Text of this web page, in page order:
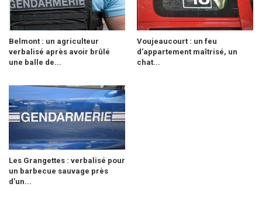
Belmont : un agriculteur
verbalisé après avoir brûlé
une balle de...
Voujeaucourt : un feu
d’appartement maîtrisé, un
chat...
Les Grangettes : verbalisé pour
un barbecue sauvage près
d’un...